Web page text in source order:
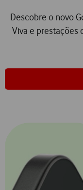
Descobre o novo
Viva e prestações